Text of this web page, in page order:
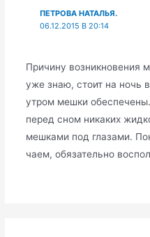
ПЕТРОВА НАТАЛЬЯ.
06.12.2015 В 20:14
Причину возникновения
уже знаю, стоит на ночь
утром мешки
перед сном никаких
мешками под глазами.
чаем, обязательно